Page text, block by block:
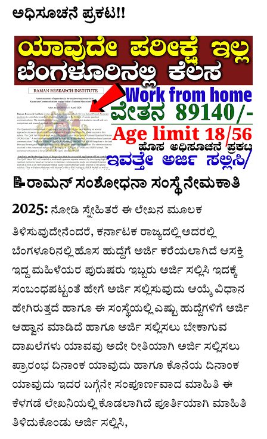
ಅಧಿಸೂಚನೆ ಪ್ರಕಟ!!
📝ರಾಮನ್ ಸಂಶೋಧನಾ ಸಂಸ್ಥೆ ನೇಮಕಾತಿ
2025: ನೋಡಿ ಸ್ನೇಹಿತರೆ ಈ ಲೇಖನ ಮೂಲಕ
ತಿಳಿಸುವುದೇನೆಂದರೆ, ಕರ್ನಾಟಕ ರಾಜ್ಯದಲ್ಲಿ ಅದರಲ್ಲಿ
ಬೆಂಗಳೂರಿನಲ್ಲಿ ಹೊಸ ಹುದ್ದೆಗೆ ಅರ್ಜಿ ಕರೆಯಲಾಗಿದೆ ಆಸಕ್ತಿ
ಇದ್ದ ಮಹಿಳೆಯರ ಪುರುಷರು ಇಬ್ಬರು ಅರ್ಜಿ ಸಲ್ಲಿಸಿ ಇದಕ್ಕೆ
ಸಂಬಂಧಪಟ್ಟಂತೆ ಹೇಗೆ ಅರ್ಜಿ ಸಲ್ಲಿಸುವುದು ಆಯ್ಕೆ ವಿಧಾನ
ಹೇಗಿರುತ್ತದೆ ಹಾಗೂ ಈ ಸಂಸ್ಥೆಯಲ್ಲಿ ಎಷ್ಟು ಹುದ್ದೆಗಳಿಗೆ ಅರ್ಜಿ
ಆಹ್ವಾನ ಮಾಡಿದೆ ಹಾಗೂ ಅರ್ಜಿ ಸಲ್ಲಿಸಲು ಬೇಕಾಗುವ
ದಾಖಲೆಗಳು ಯಾವವು ಅದೇ ರೀತಿಯಾಗಿ ಅರ್ಜಿ ಸಲ್ಲಿಸಲು
ಪ್ರಾರಂಭ ದಿನಾಂಕ ಯಾವುದು ಹಾಗೂ ಕೊನೆಯ ದಿನಾಂಕ
ಯಾವುದು ಇದರ ಬಗ್ಗೆನೇ ಸಂಪೂರ್ಣವಾದ ಮಾಹಿತಿ ಈ
ಕೆಳಗಡೆ ಲೇಖನಿಯಲ್ಲಿ ಕೊಡಲಾಗಿದೆ ಪೂರ್ತಿಯಾಗಿ ಮಾಹಿತಿ
ತಿಳಿದುಕೊಂಡು ಅರ್ಜಿ ಸಲ್ಲಿಸಿ,